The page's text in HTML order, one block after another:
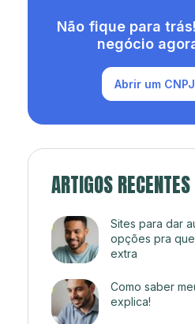
Não fique para
negócio
Abrir um
ARTIGOS RECENTES
Sites para dar
opções pra
extra
Como saber
explica!